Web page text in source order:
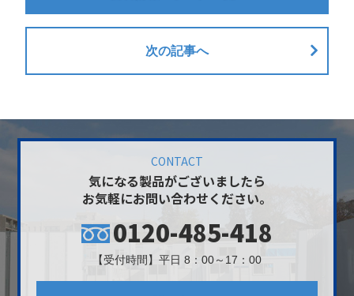
次の記事へ
CONTACT
気になる製品がございましたら
お気軽にお問い合わせください。
0120-485-418
【受付時間】平日 8：00～17：00